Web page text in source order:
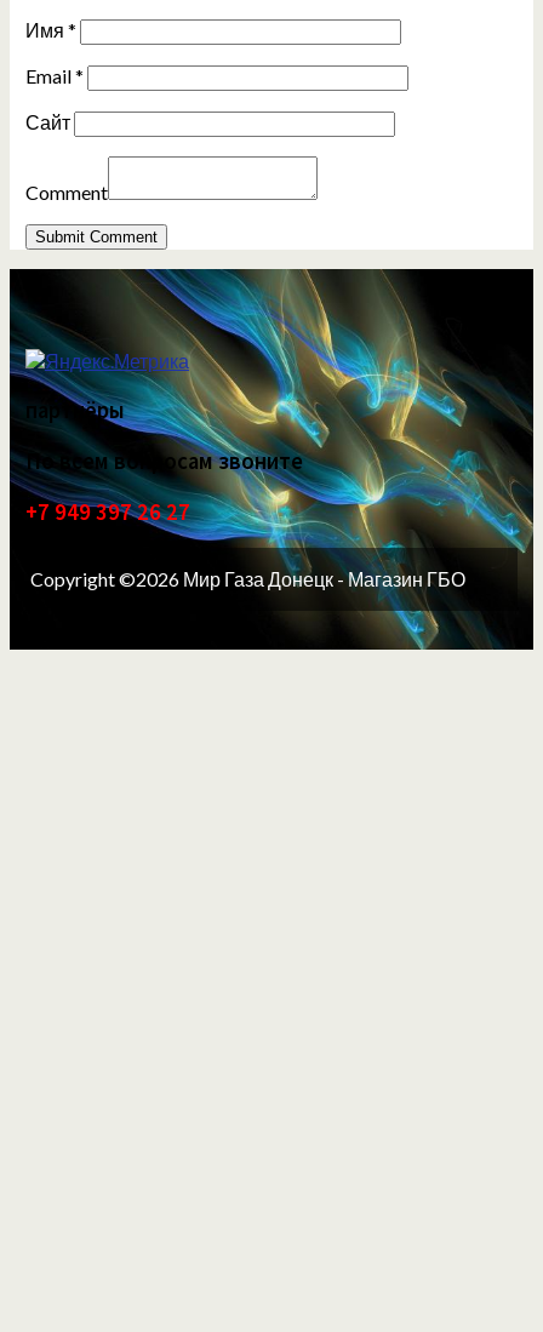
Имя *
Email*
Сайт
Comment
партнёры
По всем вопросам звоните
+7 949 397 26 27
Copyright ©2026 Мир Газа Донецк - Магазин ГБО